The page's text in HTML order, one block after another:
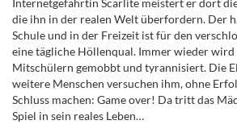
Internetgefährtin Scarlite meistert er dort
die ihn in der realen Welt überfordern. Der
Schule und in der Freizeit ist für den
eine tägliche Höllenqual. Immer wieder wird
Mitschülern gemobbt und tyrannisiert. Die
weitere Menschen versuchen ihm, ohne
Schluss machen: Game over! Da tritt das
Spiel in sein reales Leben…